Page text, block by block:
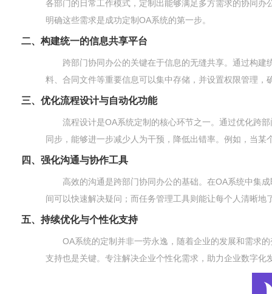
各部门的日常工作模式，定制出能够满足多方需求的协同
明确这些需求是成功定制OA系统的第一步。
二、构建统一的信息共享平台
跨部门协同办公的关键在于信息的无缝共享。通过构
料、合同文件等重要信息可以集中存储，并设置权限管理
三、优化流程设计与自动化功能
流程设计是OA系统定制的核心环节之一。通过优化跨
同步，能够进一步减少人为干预，降低出错率。例如，当
四、强化沟通与协作工具
高效的沟通是跨部门协同办公的基础。在OA系统中集
间可以快速解决疑问；而任务管理工具则能让每个人清晰
五、持续优化与个性化支持
OA系统的定制并非一劳永逸，随着企业的发展和需求
支持也是关键。专注解决企业个性化需求，助力企业数字